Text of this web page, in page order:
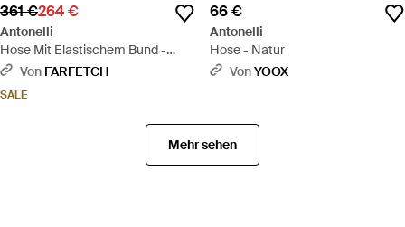
361 €264 €
Antonelli
Hose Mit Elastischem Bund -
Braun
Von FARFETCH
SALE
66 €
Antonelli
Hose - Natur
VonYOOX
Mehr sehen